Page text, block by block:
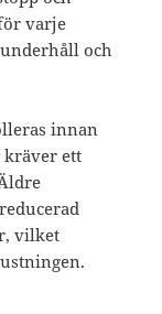
varje
och
innan
kräver ett
vilket